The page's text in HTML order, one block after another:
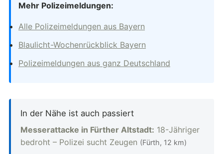
Mehr Polizeimeldungen:
Alle Polizeimeldungen aus Bayern
Blaulicht-Wochenrückblick Bayern
Polizeimeldungen aus ganz Deutschland
In der Nähe ist auch passiert
Messerattacke in Fürther Altstadt: 18-Jähriger
bedroht – Polizei sucht Zeugen (Fürth, 12 km)